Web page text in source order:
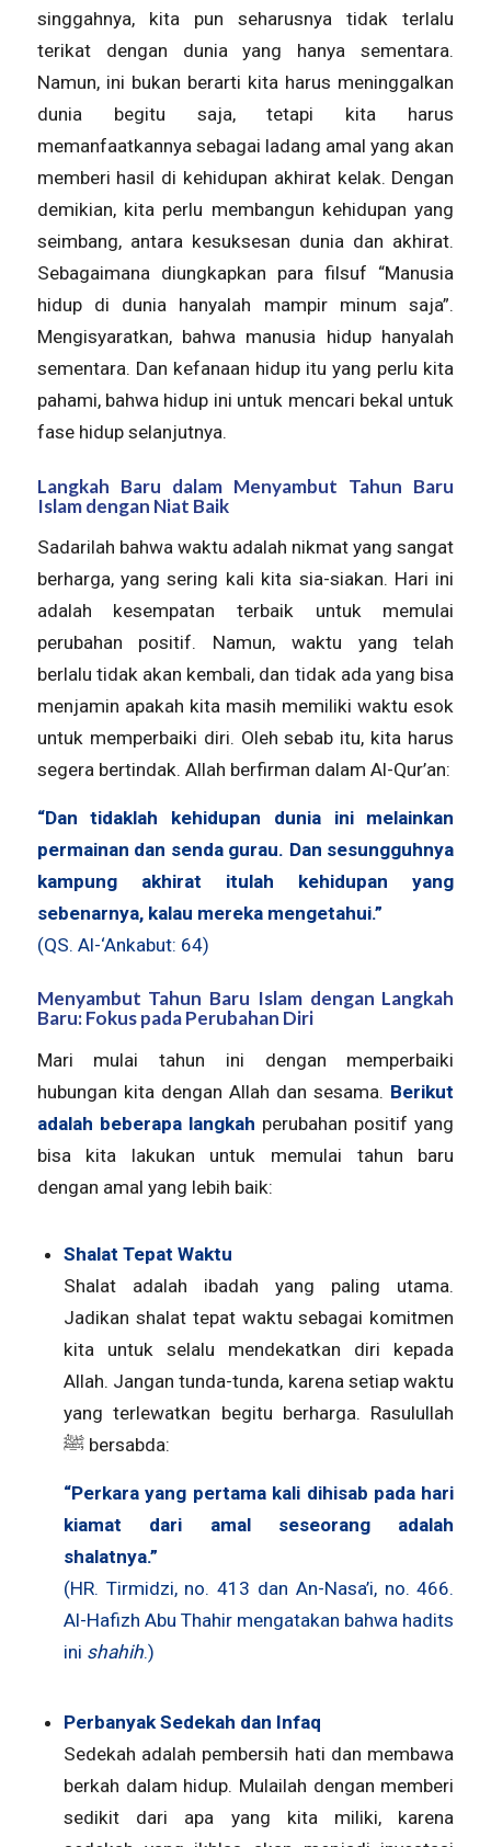
singgahnya, kita pun seharusnya tidak terlalu
terikat dengan dunia yang hanya sementara.
Namun, ini bukan berarti kita harus meninggalkan
dunia begitu saja, tetapi kita harus
memanfaatkannya sebagai ladang amal yang akan
memberi hasil di kehidupan akhirat kelak. Dengan
demikian, kita perlu membangun kehidupan yang
seimbang, antara kesuksesan dunia dan akhirat.
Sebagaimana diungkapkan para filsuf “Manusia
hidup di dunia hanyalah mampir minum saja”.
Mengisyaratkan, bahwa manusia hidup hanyalah
sementara. Dan kefanaan hidup itu yang perlu kita
pahami, bahwa hidup ini untuk mencari bekal untuk
fase hidup selanjutnya.
Langkah Baru dalam Menyambut Tahun Baru
Islam dengan Niat Baik
Sadarilah bahwa waktu adalah nikmat yang sangat
berharga, yang sering kali kita sia-siakan. Hari ini
adalah kesempatan terbaik untuk memulai
perubahan positif. Namun, waktu yang telah
berlalu tidak akan kembali, dan tidak ada yang bisa
menjamin apakah kita masih memiliki waktu esok
untuk memperbaiki diri. Oleh sebab itu, kita harus
segera bertindak. Allah berfirman dalam Al-Qur’an:
“Dan tidaklah kehidupan dunia ini melainkan
permainan dan senda gurau. Dan sesungguhnya
kampung akhirat itulah kehidupan yang
sebenarnya, kalau mereka mengetahui.”
(QS. Al-‘Ankabut: 64)
Menyambut Tahun Baru Islam dengan Langkah
Baru: Fokus pada Perubahan Diri
Mari mulai tahun ini dengan memperbaiki
hubungan kita dengan Allah dan sesama. Berikut
adalah beberapa langkah perubahan positif yang
bisa kita lakukan untuk memulai tahun baru
dengan amal yang lebih baik:
Shalat Tepat Waktu
Shalat adalah ibadah yang paling utama.
Jadikan shalat tepat waktu sebagai komitmen
kita untuk selalu mendekatkan diri kepada
Allah. Jangan tunda-tunda, karena setiap waktu
yang terlewatkan begitu berharga. Rasulullah
ﷺ bersabda:
“Perkara yang pertama kali dihisab pada hari
kiamat dari amal seseorang adalah
shalatnya.”
(HR. Tirmidzi, no. 413 dan An-Nasa’i, no. 466.
Al-Hafizh Abu Thahir mengatakan bahwa hadits
ini shahih.)
Perbanyak Sedekah dan Infaq
Sedekah adalah pembersih hati dan membawa
berkah dalam hidup. Mulailah dengan memberi
sedikit dari apa yang kita miliki, karena